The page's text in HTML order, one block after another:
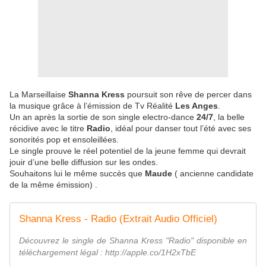
La Marseillaise Shanna Kress poursuit son rêve de percer dans
la musique grâce à l’émission de Tv Réalité Les Anges
Un an après la sortie de son single electro-dance 24/7 , la belle
récidive avec le titre Radio , idéal pour danser tout l’été avec ses
sonorités pop et ensoleillées.
Le single prouve le réel potentiel de la jeune femme qui devrait
jouir d’une belle diffusion sur les ondes.
Souhaitons lui le même succès que Maude ( ancienne candidate
de la même émission) .
Shanna Kress - Radio (Extrait Audio Officiel)
Découvrez le single de Shanna Kress "Radio" disponible en
téléchargement légal : http://apple.co/1H2xTbE